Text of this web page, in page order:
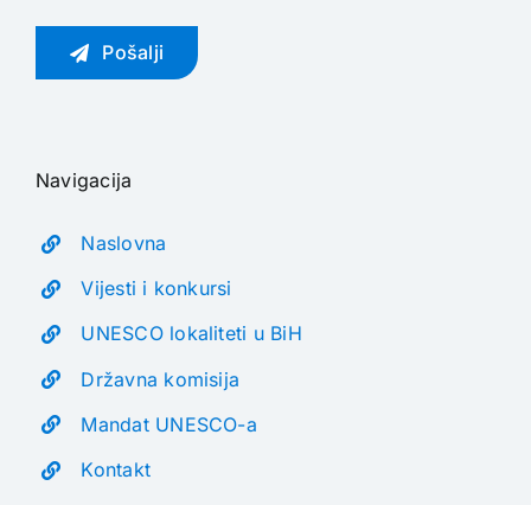
Pošalji
Navigacija
Naslovna
Vijesti i konkursi
UNESCO lokaliteti u BiH
Državna komisija
Mandat UNESCO-a
Kontakt